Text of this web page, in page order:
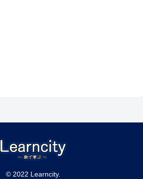
© 2022 Learncity.